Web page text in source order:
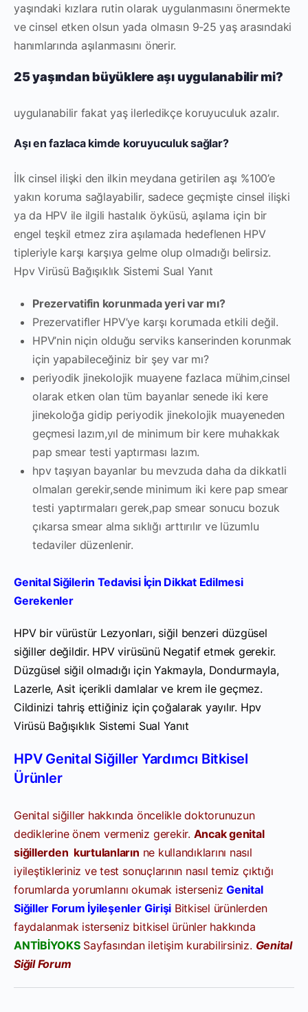
yaşındaki kızlara rutin olarak uygulanmasını önermekte
ve cinsel etken olsun yada olmasın 9-25 yaş arasındaki
hanımlarında aşılanmasını önerir.
25 yaşından büyüklere aşı uygulanabilir mi?
uygulanabilir fakat yaş ilerledikçe koruyuculuk azalır.
Aşı en fazlaca kimde koruyuculuk sağlar?
İlk cinsel ilişki den ilkin meydana getirilen aşı %100’e
yakın koruma sağlayabilir, sadece geçmişte cinsel ilişki
ya da HPV ile ilgili hastalık öyküsü, aşılama için bir
engel teşkil etmez zira aşılamada hedeflenen HPV
tipleriyle karşı karşıya gelme olup olmadığı belirsiz.
Hpv Virüsü Bağışıklık Sistemi Sual Yanıt
Prezervatifin korunmada yeri var mı?
Prezervatifler HPV’ye karşı korumada etkili değil.
HPV’nin niçin olduğu serviks kanserinden korunmak
için yapabileceğiniz bir şey var mı?
periyodik jinekolojik muayene fazlaca mühim,cinsel
olarak etken olan tüm bayanlar senede iki kere
jinekoloğa gidip periyodik jinekolojik muayeneden
geçmesi lazım,yıl de minimum bir kere muhakkak
pap smear testi yaptırması lazım.
hpv taşıyan bayanlar bu mevzuda daha da dikkatli
olmaları gerekir,sende minimum iki kere pap smear
testi yaptırmaları gerek,pap smear sonucu bozuk
çıkarsa smear alma sıklığı arttırılır ve lüzumlu
tedaviler düzenlenir.
Genital Siğilerin Tedavisi İçin Dikkat Edilmesi
Gerekenler
HPV bir vürüstür Lezyonları, siğil benzeri düzgüsel
siğiller değildir. HPV virüsünü Negatif etmek gerekir.
Düzgüsel siğil olmadığı için Yakmayla, Dondurmayla,
Lazerle, Asit içerikli damlalar ve krem ile geçmez.
Cildinizi tahriş ettiğiniz için çoğalarak yayılır. Hpv
Virüsü Bağışıklık Sistemi Sual Yanıt
HPV Genital Siğiller Yardımcı Bitkisel
Ürünler
Genital siğiller hakkında öncelikle doktorunuzun
dediklerine önem vermeniz gerekir. Ancak genital
siğillerden kurtulanların ne kullandıklarını nasıl
iyileştikleriniz ve test sonuçlarının nasıl temiz çıktığı
forumlarda yorumlarını okumak isterseniz Genital
Siğiller Forum İyileşenler Girişi Bitkisel ürünlerden
faydalanmak isterseniz bitkisel ürünler hakkında
ANTİBİYOKS Sayfasından iletişim kurabilirsiniz. Genital
Siğil Forum